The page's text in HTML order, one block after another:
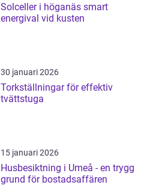
Solceller i höganäs smart
energival vid kusten
30 januari 2026
Torkställningar för effektiv
tvättstuga
15 januari 2026
Husbesiktning i Umeå - en trygg
grund för bostadsaffären